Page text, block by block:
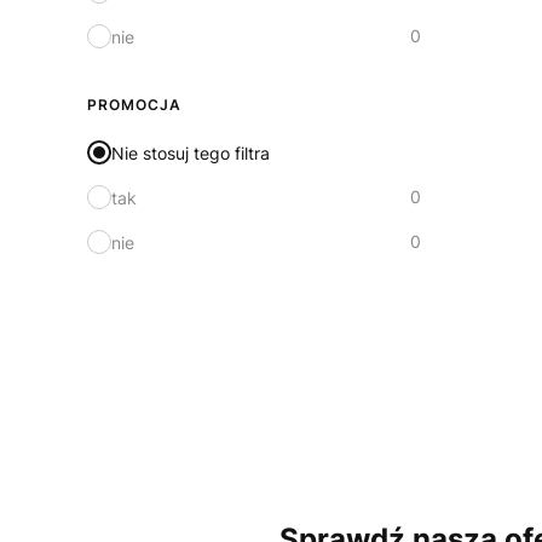
nie 0
PROMOCJA
Nie stosuj tego filtra
tak 0
nie 0